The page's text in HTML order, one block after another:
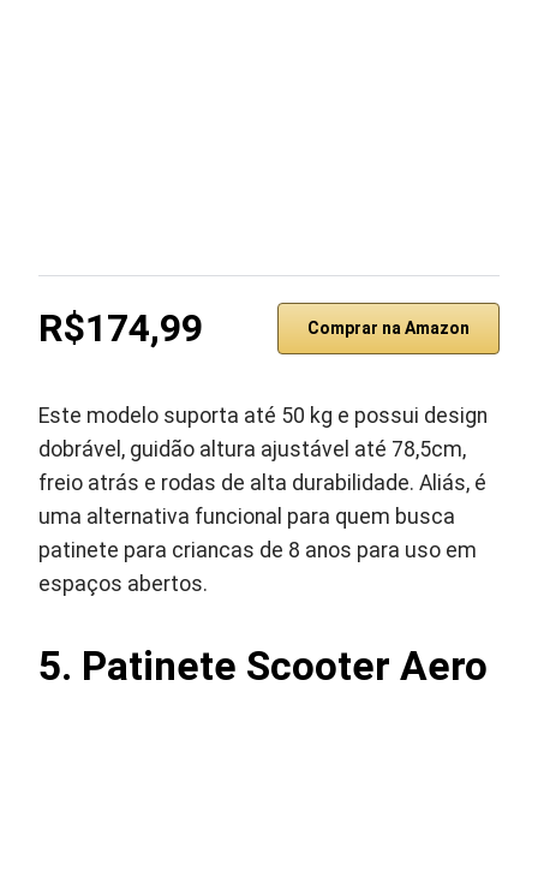
R$174,99 Comprar na Amazon
Este modelo suporta até 50 kg e possui design
dobrável, guidão altura ajustável até 78,5cm,
freio atrás e rodas de alta durabilidade. Aliás, é
uma alternativa funcional para quem busca
patinete para criancas de 8 anos para uso em
espaços abertos.
5. Patinete Scooter Aero